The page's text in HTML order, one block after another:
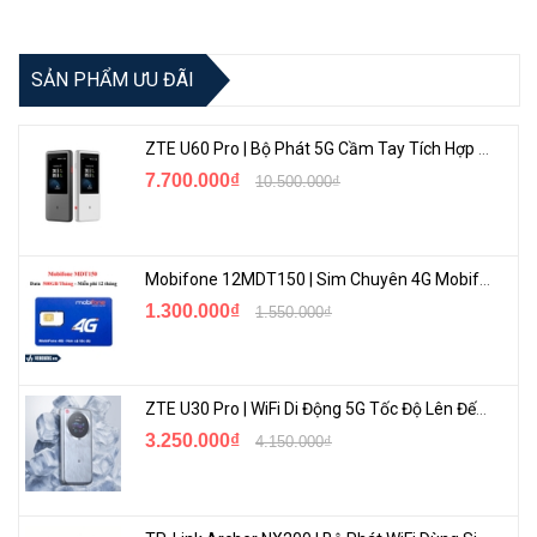
SẢN PHẨM ƯU ĐÃI
ZTE U60 Pro | Bộ Phát 5G Cầm Tay Tích Hợp Công Nghệ WiFi 7, Pin 10000mAh
7.700.000₫ 10.500.000₫
1.300.000₫ 1.550.000₫
ZTE U30 Pro | WiFi Di Động 5G Tốc Độ Lên Đến 500Mbps, Màn Hình Cảm Ứng
3.250.000₫ 4.150.000₫